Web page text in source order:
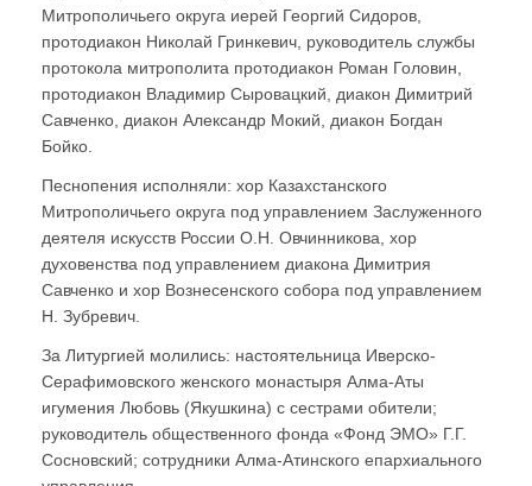
Митрополичьего округа иерей Георгий Сидоров,
протодиакон Николай Гринкевич, руководитель службы
протокола митрополита протодиакон Роман Головин,
протодиакон Владимир Сыровацкий, диакон Димитрий
Савченко, диакон Александр Мокий, диакон Богдан
Бойко.
Песнопения исполняли: хор Казахстанского
Митрополичьего округа под управлением Заслуженного
деятеля искусств России О.Н. Овчинникова, хор
духовенства под управлением диакона Димитрия
Савченко и хор Вознесенского собора под управлением
Н. Зубревич.
За Литургией молились: настоятельница Иверско-
Серафимовского женского монастыря Алма-Аты
игумения Любовь (Якушкина) с сестрами обители;
руководитель общественного фонда «Фонд ЭМО» Г.Г.
Сосновский; сотрудники Алма-Атинского епархиального